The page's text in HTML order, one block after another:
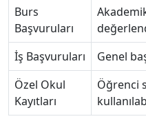
Burs
Başvuruları
İş Başvuruları
Genel
Özel Okul
Kayıtları
Öğrenci